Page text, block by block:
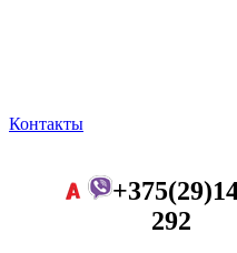
Контакты
292